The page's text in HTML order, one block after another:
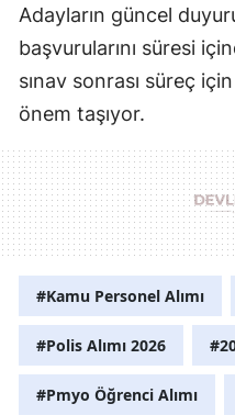
Adayların güncel
başvurularını süresi
sınav sonrası süreç
önem taşıyor.
#Kamu Personel Alımı
#Polis Alımı 2026
#Pmyo Öğrenci Alımı